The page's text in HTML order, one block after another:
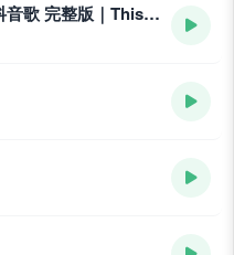
这首歌写给自己 ｜R&B 抖音歌 完整版｜This Song Is Written for Myself